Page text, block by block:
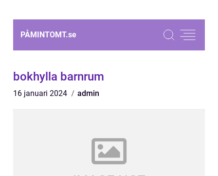
PÅMINTOMT.se
bokhylla barnrum
16 januari 2024 admin